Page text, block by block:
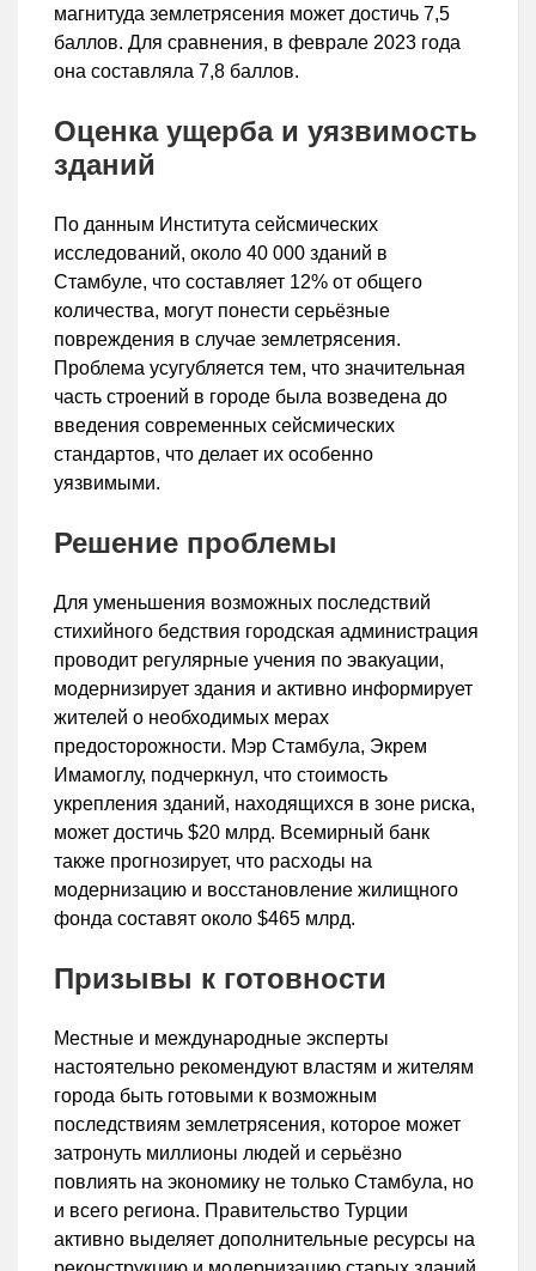
магнитуда землетрясения может достичь 7,5
баллов. Для сравнения, в феврале 2023 года
она составляла 7,8 баллов.
Оценка ущерба и уязвимость
зданий
По данным Института сейсмических
исследований, около 40 000 зданий в
Стамбуле, что составляет 12% от общего
количества, могут понести серьёзные
повреждения в случае землетрясения.
Проблема усугубляется тем, что значительная
часть строений в городе была возведена до
введения современных сейсмических
стандартов, что делает их особенно
уязвимыми.
Решение проблемы
Для уменьшения возможных последствий
стихийного бедствия городская администрация
проводит регулярные учения по эвакуации,
модернизирует здания и активно информирует
жителей о необходимых мерах
предосторожности. Мэр Стамбула, Экрем
Имамоглу, подчеркнул, что стоимость
укрепления зданий, находящихся в зоне риска,
может достичь $20 млрд. Всемирный банк
также прогнозирует, что расходы на
модернизацию и восстановление жилищного
фонда составят около $465 млрд.
Призывы к готовности
Местные и международные эксперты
настоятельно рекомендуют властям и жителям
города быть готовыми к возможным
последствиям землетрясения, которое может
затронуть миллионы людей и серьёзно
повлиять на экономику не только Стамбула, но
и всего региона. Правительство Турции
активно выделяет дополнительные ресурсы на